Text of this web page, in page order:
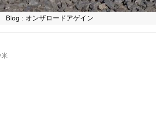
Blog : オンザロードアゲイン
米